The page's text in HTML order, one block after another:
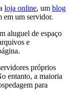
loja online, um blog
em um servidor.
aluguel de espaço
e
próprios
entanto, a maioria
para